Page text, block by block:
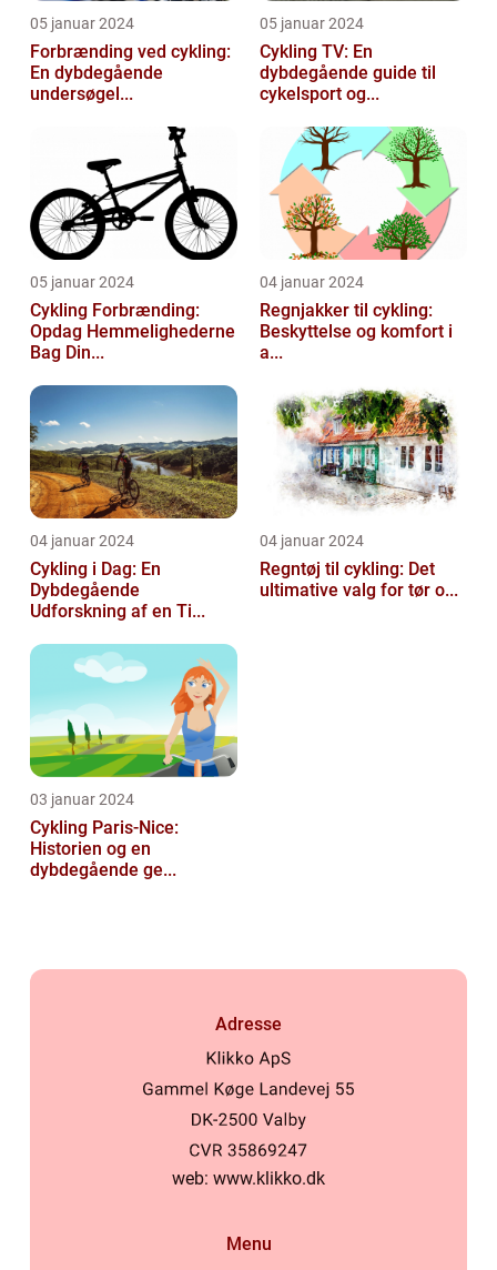
05 januar 2024
Forbrænding ved cykling:
En dybdegående
undersøgel...
05 januar 2024
Cykling TV: En
dybdegående guide til
cykelsport og...
05 januar 2024
Cykling Forbrænding:
Opdag Hemmelighederne
Bag Din...
04 januar 2024
Regnjakker til cykling:
Beskyttelse og komfort i
a...
04 januar 2024
Cykling i Dag: En
Dybdegående
Udforskning af en Ti...
04 januar 2024
Regntøj til cykling: Det
ultimative valg for tør o...
03 januar 2024
Cykling Paris-Nice:
Historien og en
dybdegående ge...
Adresse
web: www.klikko.dk
Menu